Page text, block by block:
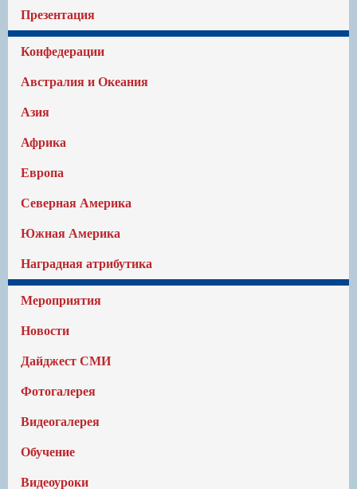
Презентация
Конфедерации
Австралия и Океания
Азия
Африка
Европа
Северная Америка
Южная Америка
Наградная атрибутика
Мероприятия
Новости
Дайджест СМИ
Фотогалерея
Видеогалерея
Обучение
Видеоуроки